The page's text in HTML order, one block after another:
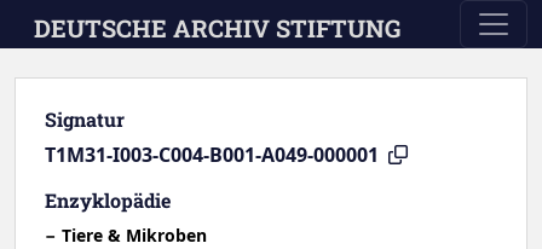
Skip to main content
DEUTSCHE ARCHIV STIFTUNG
Signatur
T1M31-I003-C004-B001-A049-000001
Enzyklopädie
Tiere & Mikroben